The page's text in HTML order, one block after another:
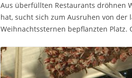
Aus überfüllten Restaurants dröhnen
hat, sucht sich zum Ausruhen von
Weihnachtssternen bepflanzten Platz.